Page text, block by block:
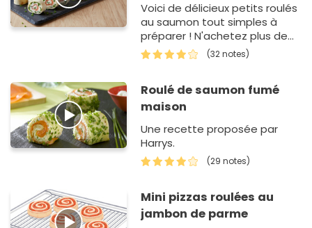
Voici de délicieux petits roulés
au saumon tout simples à
préparer ! N'achetez plus de
gâteaux apéritifs, c'est bien
meille…
(32 notes)
Roulé de saumon fumé
maison
Une recette proposée par
Harrys.
(29 notes)
Mini pizzas roulées au
jambon de parme